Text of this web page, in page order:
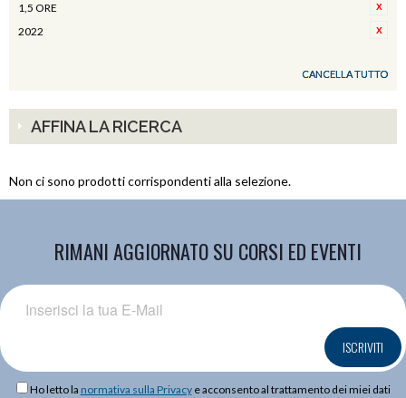
1,5 ORE
2022
CANCELLA TUTTO
AFFINA LA RICERCA
Non ci sono prodotti corrispondenti alla selezione.
RIMANI AGGIORNATO SU CORSI ED EVENTI
ISCRIVITI
Ho letto la normativa sulla Privacye acconsento al trattamento dei miei dati